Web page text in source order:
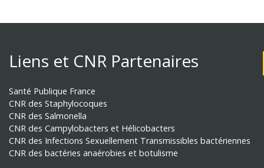
Liens et CNR Partenaires
Santé Publique France
CNR des Staphylocoques
CNR des Salmonella
CNR des Campylobacters et Hélicobacters
CNR des Infections Sexuellement Transmissibles bactériennes
CNR des bactéries anaérobies et botulisme